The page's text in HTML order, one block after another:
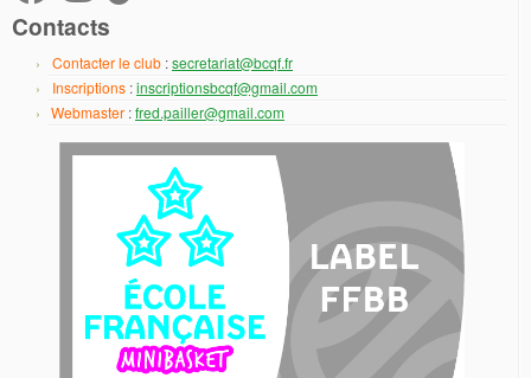
Contacts
Contacter le club :secretariat@bcqf.fr
Inscriptions :inscriptionsbcqf@gmail.com
Webmaster :fred.pailler@gmail.com